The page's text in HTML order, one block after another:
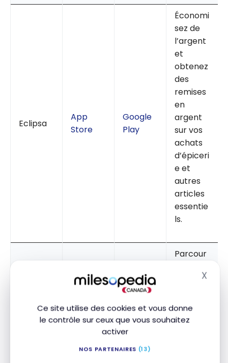
Ce site utilise des cookies et vous donne
le contrôle sur ceux que vous souhaitez
activer
NOS PARTENAIRES (13)
X
Eclipsa
App
Store
Google
Play
Économi
sez de
l’argent
et
obtenez
des
remises
en
argent
sur vos
achats
d’épiceri
e et
autres
articles
essentie
ls.
Parcour
circulair
plus de
2 000